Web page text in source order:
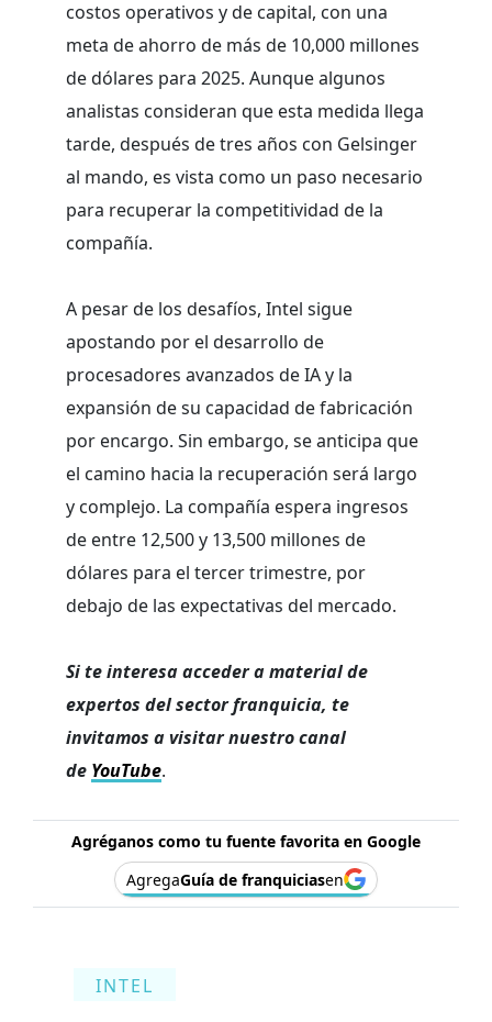
costos operativos y de capital, con una
meta de ahorro de más de 10,000 millones
de dólares para 2025. Aunque algunos
analistas consideran que esta medida llega
tarde, después de tres años con Gelsinger
al mando, es vista como un paso necesario
para recuperar la competitividad de la
compañía.
A pesar de los desafíos, Intel sigue
apostando por el desarrollo de
procesadores avanzados de IA y la
expansión de su capacidad de fabricación
por encargo. Sin embargo, se anticipa que
el camino hacia la recuperación será largo
y complejo. La compañía espera ingresos
de entre 12,500 y 13,500 millones de
dólares para el tercer trimestre, por
debajo de las expectativas del mercado.
Si te interesa acceder a material de
expertos del sector franquicia, te
invitamos a visitar nuestro canal
de YouTube.
Agréganos como tu fuente favorita en Google
AgregaGuía de franquiciasen
INTEL